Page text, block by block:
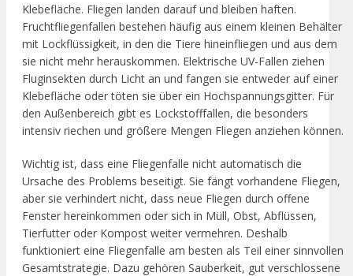
Klebefläche. Fliegen landen darauf und bleiben haften.
Fruchtfliegenfallen bestehen häufig aus einem kleinen Behälter
mit Lockflüssigkeit, in den die Tiere hineinfliegen und aus dem
sie nicht mehr herauskommen. Elektrische UV-Fallen ziehen
Fluginsekten durch Licht an und fangen sie entweder auf einer
Klebefläche oder töten sie über ein Hochspannungsgitter. Für
den Außenbereich gibt es Lockstofffallen, die besonders
intensiv riechen und größere Mengen Fliegen anziehen können.
Wichtig ist, dass eine Fliegenfalle nicht automatisch die
Ursache des Problems beseitigt. Sie fängt vorhandene Fliegen,
aber sie verhindert nicht, dass neue Fliegen durch offene
Fenster hereinkommen oder sich in Müll, Obst, Abflüssen,
Tierfutter oder Kompost weiter vermehren. Deshalb
funktioniert eine Fliegenfalle am besten als Teil einer sinnvollen
Gesamtstrategie. Dazu gehören Sauberkeit, gut verschlossene